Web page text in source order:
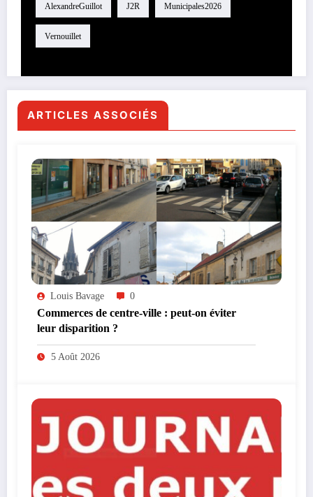
AlexandreGuillot J2R Municipales2026
Vernouillet
ARTICLES ASSOCIÉS
Louis Bavage 0
Commerces de centre-ville : peut-on éviter
leur disparition ?
5 Août 2026